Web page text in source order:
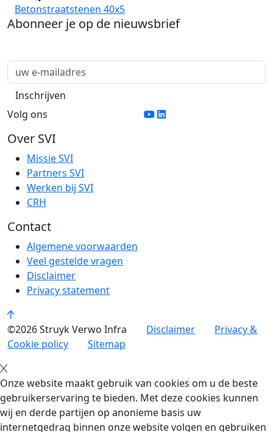
Betonstraatstenen 40x5
Abonneer je op de nieuwsbrief
Volg ons
Over SVI
Missie SVI
Partners SVI
Werken bij SVI
CRH
Contact
Algemene voorwaarden
Veel gestelde vragen
Disclaimer
Privacy statement
©2026 Struyk Verwo Infra Disclaimer
Privacy &
Cookie policy
Sitemap
Onze website maakt gebruik van cookies om u de beste
gebruikerservaring te bieden. Met deze cookies kunnen
wij en derde partijen op anonieme basis uw
internetgedrag binnen onze website volgen en gebruiken